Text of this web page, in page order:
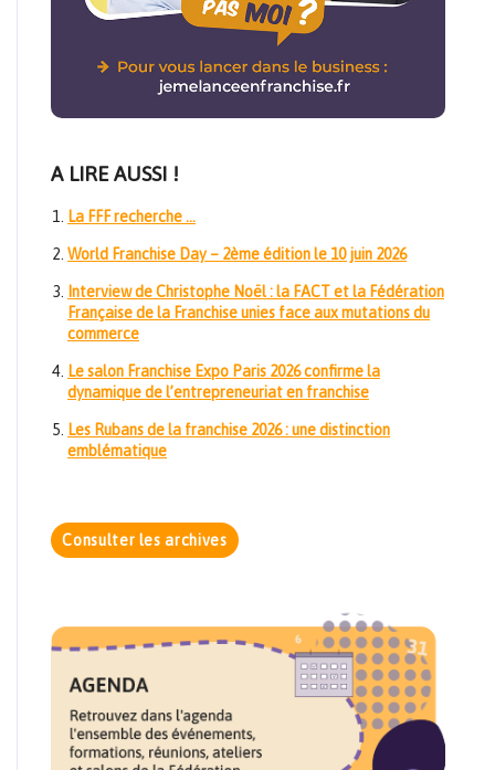
A LIRE AUSSI !
La FFF recherche …
World Franchise Day – 2ème édition le 10 juin 2026
Interview de Christophe Noël : la FACT et la Fédération
Française de la Franchise unies face aux mutations du
commerce
Le salon Franchise Expo Paris 2026 confirme la
dynamique de l’entrepreneuriat en franchise
Les Rubans de la franchise 2026 : une distinction
emblématique
Consulter les archives